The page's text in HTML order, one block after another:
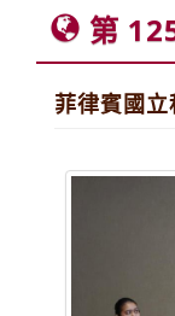
第
菲律賓國